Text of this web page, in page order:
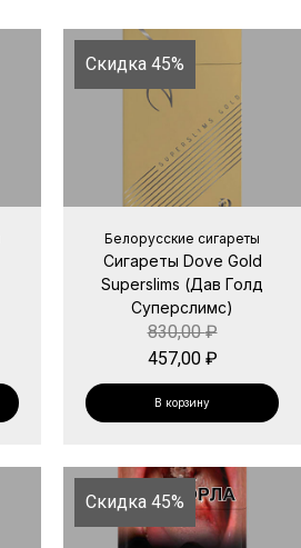
Скидка 45%
Белорусские сигареты
Сигареты Dove Gold
Superslims (Дав Голд
Суперслимс)
830,00₽
457,00 ₽
В корзину
Скидка 45%